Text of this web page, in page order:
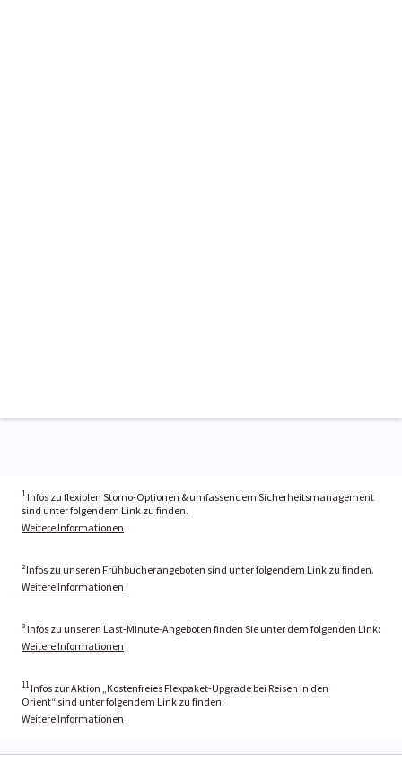
1 Infos zu flexiblen Storno-Optionen & umfassendem Sicherheitsmanagement
sind unter folgendem Link zu finden.
Weitere Informationen
²Infos zu unseren Frühbucherangeboten sind unter folgendem Link zu finden.
Weitere Informationen
³ Infos zu unseren Last-Minute-Angeboten finden Sie unter dem folgenden Link:
Weitere Informationen
11 Infos zur Aktion „Kostenfreies Flexpaket-Upgrade bei Reisen in den
Orient“ sind unter folgendem Link zu finden:
Weitere Informationen